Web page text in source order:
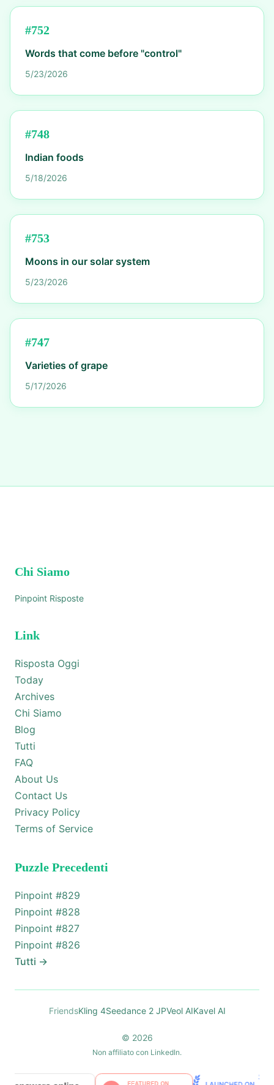
#752
Words that come before "control"
5/23/2026
#748
Indian foods
5/18/2026
#753
Moons in our solar system
5/23/2026
#747
Varieties of grape
5/17/2026
Chi Siamo
Pinpoint Risposte
Link
Risposta Oggi
Today
Archives
Chi Siamo
Blog
Tutti
FAQ
About Us
Contact Us
Privacy Policy
Terms of Service
Puzzle Precedenti
Pinpoint #829
Pinpoint #828
Pinpoint #827
Pinpoint #826
Tutti →
FriendsKling 4Seedance 2 JPVeol AIKavel AI
© 2026
Non affiliato con LinkedIn.